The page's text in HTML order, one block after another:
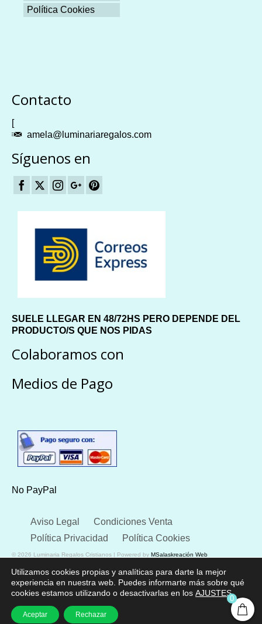
Política Cookies
Contacto
[
amela@luminariaregalos.com
Síguenos en
SUELE LLEGAR EN 48/72HS PERO DEPENDE DEL
PRODUCTO/S QUE NOS PIDAS
Colaboramos con
Medios de Pago
No PayPal
Aviso Legal
Condiciones Venta
Política Privacidad
Política Cookies
© 2026 Luminaria Regalos Cristianos | Powered by MSalaskreación Web
0
Utilizamos cookies propias y analíticas para darte la mejor
experiencia en nuestra web. Puedes informarte más sobre qué
cookies estamos utilizando o desactivarlas en los AJUSTES.
Aceptar Rechazar